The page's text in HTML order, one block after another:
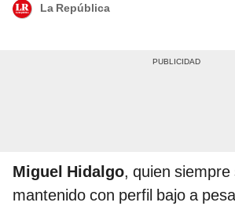
La República
Miguel Hidalgo, quien siempre
mantenido con perfil bajo a